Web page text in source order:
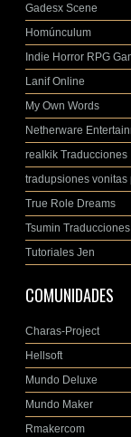
Gadesx Scene
Homúnculum
Indie Horror RPG
Lanif Online
My Own Words
Netherware
realkik Traducciones
tradupsiones vonitas
True Role Dreams
Tsumin Traducciones
Tutoriales Jen
COMUNIDADES
Charas-Project
Hellsoft
Mundo Deluxe
Mundo Maker
Rmakercom